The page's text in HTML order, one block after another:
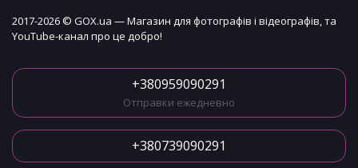
2017-2026 © GOX.ua — Магазин для фотографів і відеографів, та
YouTube-канал про це добро!
+380959090291
Отправки ежедневно
+380739090291